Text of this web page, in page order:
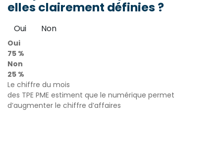
elles clairement définies ?
Oui Non
Oui
75 %
Non
25 %
Le chiffre du mois
des TPE PME estiment que le numérique permet
d’augmenter le chiffre d’affaires